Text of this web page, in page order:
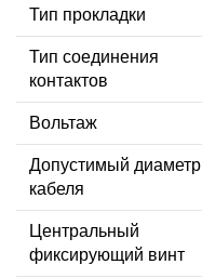
Тип прокладки
Тип соединения
контактов
Вольтаж
Допустимый диаметр
кабеля
Центральный
фиксирующий винт